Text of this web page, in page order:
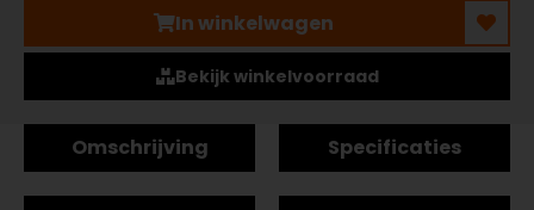
In winkelwagen
Bekijk winkelvoorraad
Omschrijving Specificaties